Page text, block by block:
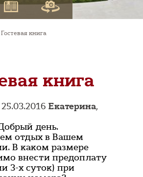
Гостевая книга
книга
Екатерина,
день.
отдых в Вашем
В каком размере
внести предоплату
3-х суток) при